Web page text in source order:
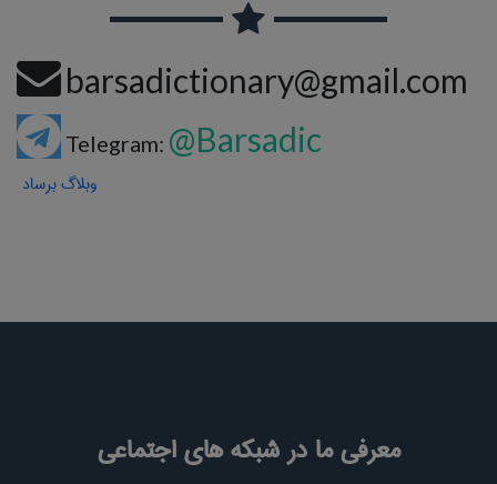
barsadictionary@gmail.com
Telegram: @Barsadic
وبلاگ برساد
معرفی ما در شبکه های اجتماعی